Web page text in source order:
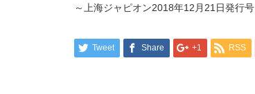
～上海ジャピオン2018年12月21日発行号
Tweet Share +1 RSS